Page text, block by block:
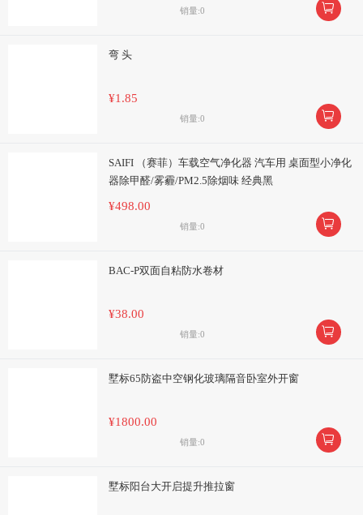
销量:0 
弯 头
¥1.85
销量:0 
SAIFI （赛菲）车载空气净化器 汽车用 桌面型小净化
器除甲醛/雾霾/PM2.5除烟味 经典黑
¥498.00
销量:0 
BAC-P双面自粘防水卷材
¥38.00
销量:0 
墅标65防盗中空钢化玻璃隔音卧室外开窗
¥1800.00
销量:0 
墅标阳台大开启提升推拉窗